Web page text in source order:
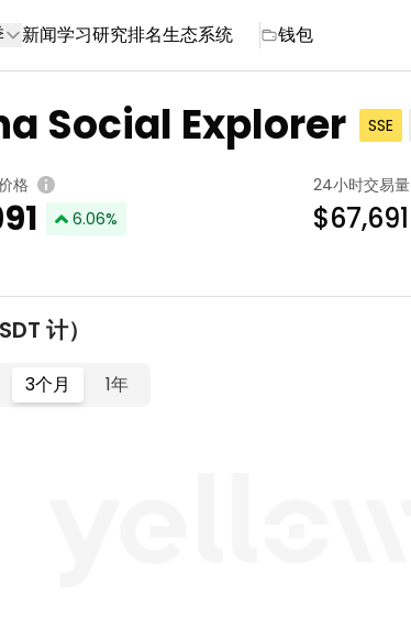
新闻学习研究排名生态系统 钱包
Social Explorer SSE
格
6.06%
24小时交易量
$67,691
计）
3个月 1年